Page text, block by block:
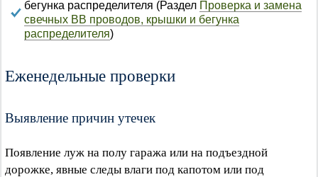
бегунка распределителя (Раздел Проверка и замена
свечных ВВ проводов, крышки и бегунка
распределителя)
Еженедельные проверки
Выявление причин утечек
Появление луж на полу гаража или на подъездной
дорожке, явные следы влаги под капотом или под